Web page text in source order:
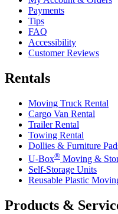
Payments
Tips
FAQ
Accessibility
Customer Reviews
Rentals
Moving Truck Rental
Cargo Van Rental
Trailer Rental
Towing Rental
Dollies & Furniture
U-Box® Moving &
Self-Storage Units
Reusable Plastic
Products &